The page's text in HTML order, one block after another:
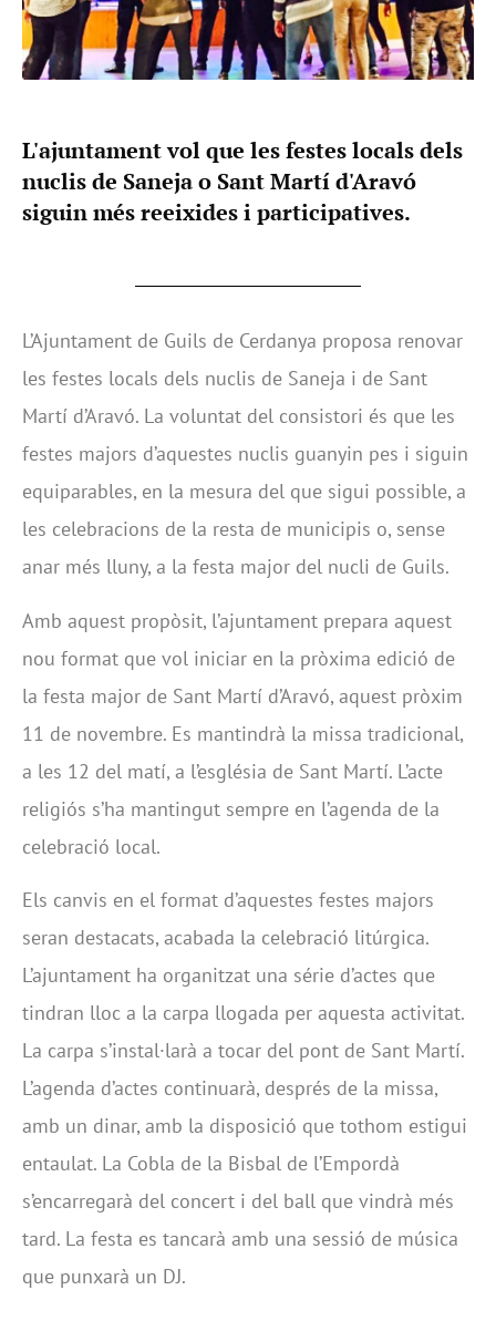
L'ajuntament vol que les festes locals dels
nuclis de Saneja o Sant Martí d'Aravó
siguin més reeixides i participatives.
L’Ajuntament de Guils de Cerdanya proposa renovar
les festes locals dels nuclis de Saneja i de Sant
Martí d’Aravó. La voluntat del consistori és que les
festes majors d’aquestes nuclis guanyin pes i siguin
equiparables, en la mesura del que sigui possible, a
les celebracions de la resta de municipis o, sense
anar més lluny, a la festa major del nucli de Guils.
Amb aquest propòsit, l’ajuntament prepara aquest
nou format que vol iniciar en la pròxima edició de
la festa major de Sant Martí d’Aravó, aquest pròxim
11 de novembre. Es mantindrà la missa tradicional,
a les 12 del matí, a l’església de Sant Martí. L’acte
religiós s’ha mantingut sempre en l’agenda de la
celebració local.
Els canvis en el format d’aquestes festes majors
seran destacats, acabada la celebració litúrgica.
L’ajuntament ha organitzat una série d’actes que
tindran lloc a la carpa llogada per aquesta activitat.
La carpa s’instal·larà a tocar del pont de Sant Martí.
L’agenda d’actes continuarà, després de la missa,
amb un dinar, amb la disposició que tothom estigui
entaulat. La Cobla de la Bisbal de l’Empordà
s’encarregarà del concert i del ball que vindrà més
tard. La festa es tancarà amb una sessió de música
que punxarà un DJ.